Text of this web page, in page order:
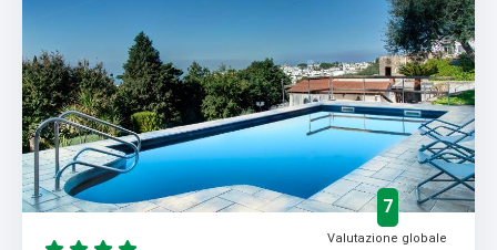
7
Valutazione globale